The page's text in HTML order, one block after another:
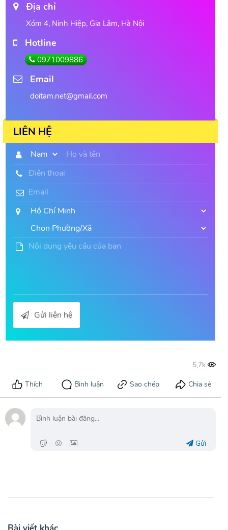
Địa chỉ
Xóm 4, Ninh Hiệp, Gia Lâm, Hà Nội
Hotline
0971009886
Email
doitam.net@gmail.com
LIÊN HỆ
Gửi liên hệ
Gửi